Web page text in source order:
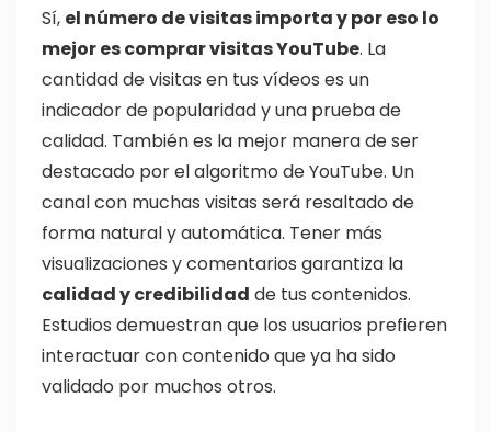
Sí, el número de visitas importa y por eso lo
mejor es comprar visitas YouTube. La
cantidad de visitas en tus vídeos es un
indicador de popularidad y una prueba de
calidad. También es la mejor manera de ser
destacado por el algoritmo de YouTube. Un
canal con muchas visitas será resaltado de
forma natural y automática. Tener más
visualizaciones y comentarios garantiza la
calidad y credibilidad de tus contenidos.
Estudios demuestran que los usuarios prefieren
interactuar con contenido que ya ha sido
validado por muchos otros.